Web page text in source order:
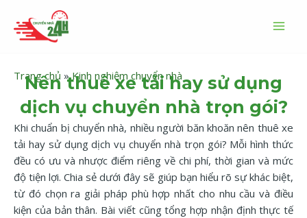
Trang chủ »Kinh nghiệm chuyển nhà
Nên thuê xe tải hay sử dụng
dịch vụ chuyển nhà trọn gói?
Khi chuẩn bị chuyển nhà, nhiều người băn khoăn nên thuê xe
tải hay sử dụng dịch vụ chuyển nhà trọn gói? Mỗi hình thức
đều có ưu và nhược điểm riêng về chi phí, thời gian và mức
độ tiện lợi. Chia sẻ dưới đây sẽ giúp bạn hiểu rõ sự khác biệt,
từ đó chọn ra giải pháp phù hợp nhất cho nhu cầu và điều
kiện của bản thân. Bài viết cũng tổng hợp nhận định thực tế